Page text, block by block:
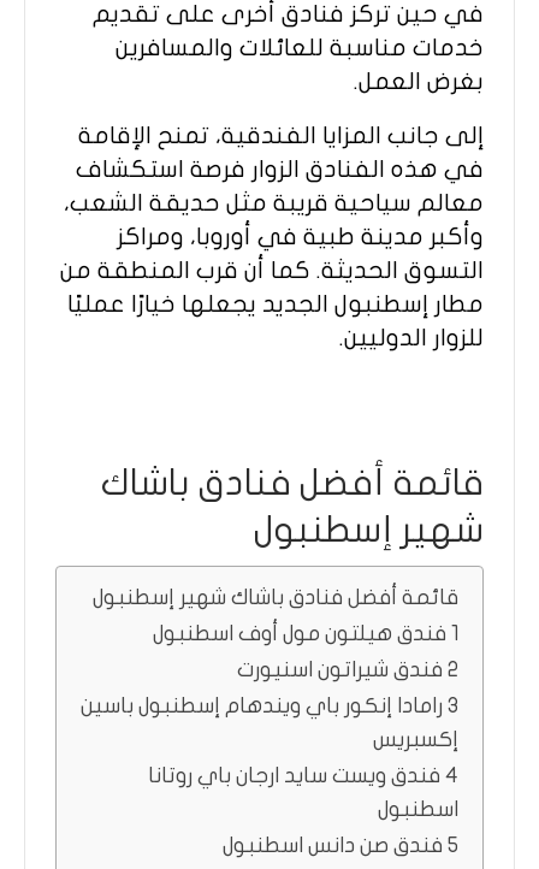
في حين تركز فنادق أخرى على تقديم
خدمات مناسبة للعائلات والمسافرين
بغرض العمل.
إلى جانب المزايا الفندقية، تمنح الإقامة
في هذه الفنادق الزوار فرصة استكشاف
معالم سياحية قريبة مثل حديقة الشعب،
وأكبر مدينة طبية في أوروبا، ومراكز
التسوق الحديثة. كما أن قرب المنطقة من
مطار إسطنبول الجديد يجعلها خيارًا عمليًا
للزوار الدوليين.
قائمة أفضل فنادق باشاك
شهير إسطنبول
قائمة أفضل فنادق باشاك شهير إسطنبول
1 فندق هيلتون مول أوف اسطنبول
2 فندق شيراتون اسنيورت
3 رامادا إنكور باي ويندهام إسطنبول باسين
إكسبريس
4 فندق ويست سايد ارجان باي روتانا
اسطنبول
5 فندق صن دانس اسطنبول